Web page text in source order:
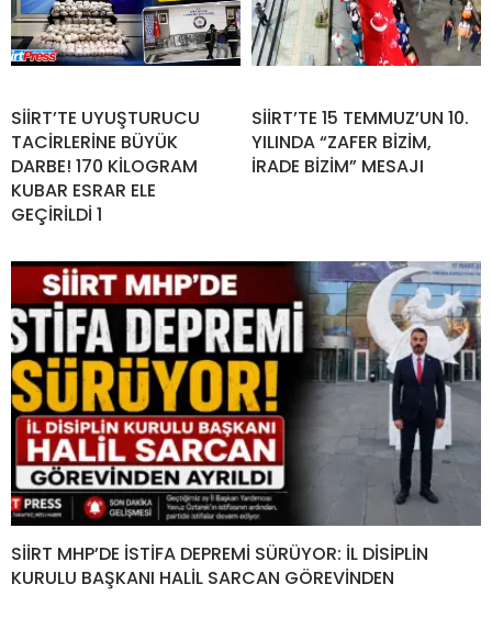
SİİRT’TE UYUŞTURUCU
TACİRLERİNE BÜYÜK
DARBE! 170 KİLOGRAM
KUBAR ESRAR ELE
GEÇİRİLDİ 1
SİİRT’TE 15 TEMMUZ’UN 10.
YILINDA “ZAFER BİZİM,
İRADE BİZİM” MESAJI
SİİRT MHP’DE İSTİFA DEPREMİ SÜRÜYOR: İL DİSİPLİN
KURULU BAŞKANI HALİL SARCAN GÖREVİNDEN